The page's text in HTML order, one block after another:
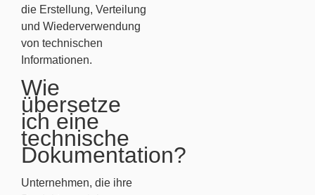
die Erstellung, Verteilung
und Wiederverwendung
von technischen
Informationen.
Wie
übersetze
ich eine
technische
Dokumentation?
Unternehmen, die ihre